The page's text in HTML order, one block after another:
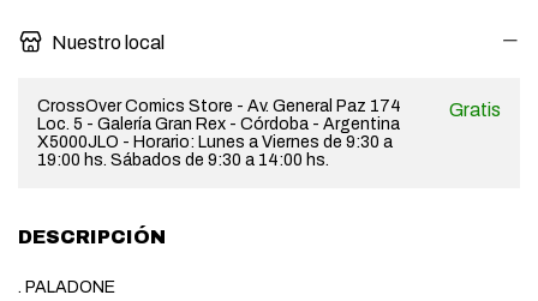
Nuestro local
CrossOver Comics Store - Av. General Paz 174
Loc. 5 - Galería Gran Rex - Córdoba - Argentina
X5000JLO - Horario: Lunes a Viernes de 9:30 a
19:00 hs. Sábados de 9:30 a 14:00 hs.
Gratis
DESCRIPCIÓN
. PALADONE